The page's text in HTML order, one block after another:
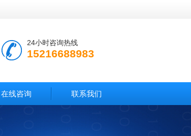
24小时咨询热线
15216688983
在线咨询 联系我们